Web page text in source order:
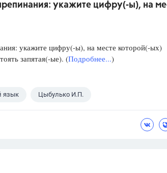
препинания: укажите цифру(-ы), на
укажите цифру(-ы), на месте которой(-ых)
запятая(-ые). (Подробнее...)
язык Цыбулько И.П.